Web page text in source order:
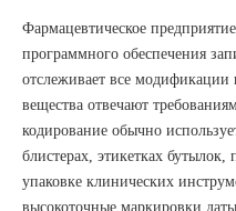
Фармацевтическое
программного обеспечения
отслеживает все модификации
вещества отвечают
кодирование обычно
блистерах, этикетках бутылок,
упаковке клинических
высокоточные маркировки